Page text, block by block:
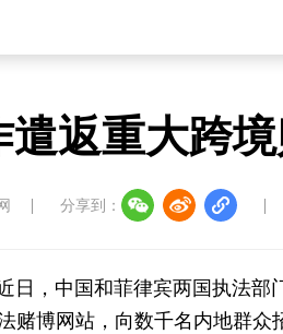
返重大跨
分享到：
，中国和菲律宾两国执法部
博网站，向数千名内地群众